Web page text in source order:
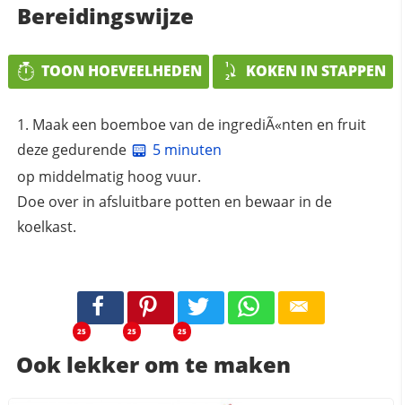
Bereidingswijze
TOON HOEVEELHEDEN KOKEN IN STAPPEN
Maak een boemboe van de ingrediÃ«nten en fruit
deze gedurende
5 minuten
op middelmatig hoog vuur.
Doe over in afsluitbare potten en bewaar in de
koelkast.
25 25 25
Ook lekker om te maken